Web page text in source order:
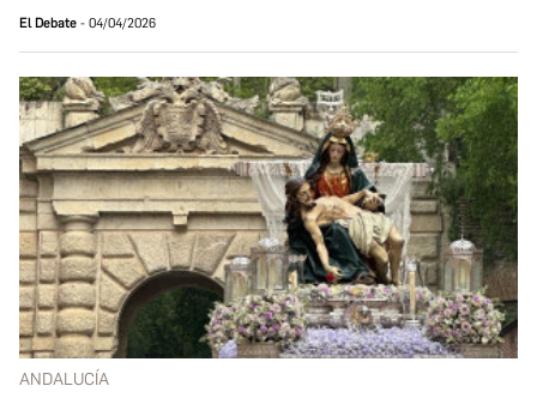
El Debate 04/04/2026
ANDALUCÍA